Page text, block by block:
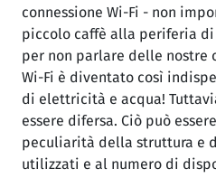
connessione Wi-Fi - non
piccolo caffè alla periferia
per non parlare delle nostre
Wi-Fi è diventato così
di elettricità e acqua!
essere difersa. Ciò può
peculiarità della struttura e
utilizzati e al numero di